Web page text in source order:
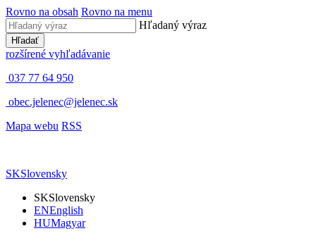
Rovno na obsah Rovno na menu
Hľadaný výraz
Hľadať
rozšírené vyhľadávanie
037 77 64 950
obec.jelenec@jelenec.sk
Mapa webu RSS
SKSlovensky
SKSlovensky
ENEnglish
HUMagyar